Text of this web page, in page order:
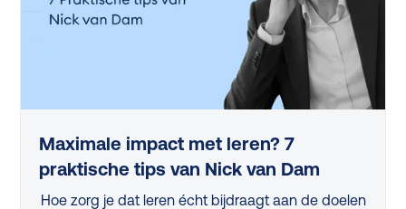
Maximale impact met leren? 7
praktische tips van Nick van Dam
Hoe zorg je dat leren écht bijdraagt aan de doelen